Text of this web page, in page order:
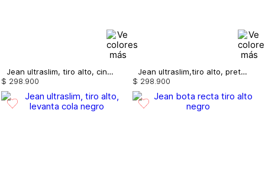
Jean ultraslim, tiro alto, cinco bolsill
$ 298 900
Jean ultraslim,tiro alto, pretina ancha,
$ 298 900